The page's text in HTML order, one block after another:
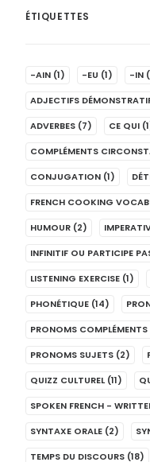
ÉTIQUETTES
-AIN (1) -EU (1) -IN
ADJECTIFS
ADVERBES (7) CE QUI
COMPLÉMENTS
CONJUGATION (1)
FRENCH COOKING
HUMOUR (2)
INFINITIF OU PARTICIPE
LISTENING EXERCISE (1)
PHONÉTIQUE (14)
PRONOMS COMPLÉMENTS
PRONOMS SUJETS (2)
QUIZZ CULTUREL (11)
SPOKEN FRENCH -
SYNTAXE ORALE (2)
TEMPS DU DISCOURS (18)